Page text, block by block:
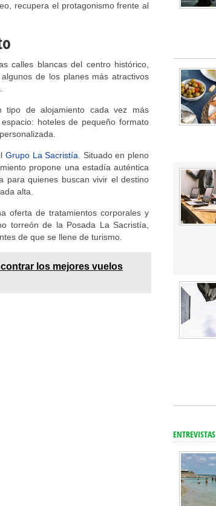
recupera el protagonismo frente al
calles blancas del centro histórico,
de los planes más atractivos
tipo de alojamiento cada vez más
hoteles de pequeño formato
Grupo La Sacristía . Situado en pleno
propone una estadía auténtica
para quienes buscan vivir el destino
alta.
oferta de tratamientos corporales y
torreón de la Posada La Sacristía,
de que se llene de turismo.
los mejores vuelos
ENTREVISTAS